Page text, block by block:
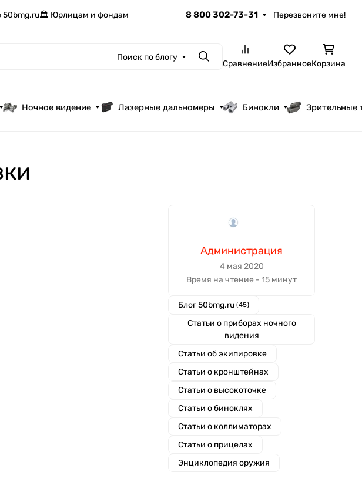
50bmg.ru🏛️ Юрлицам и фондам 8 800 302-73-31 Перезвоните мне!
Поиск по блогу ПоискСравнениеИзбранноеКорзина
Ночное видение Лазерные дальномеры Бинокли Зрительные
Администрация
4 мая 2020
Время на чтение - 15 минут
Блог 50bmg.ru (45)
Статьи о приборах ночного
видения
Статьи об экипировке
Статьи о кронштейнах
Статьи о высокоточке
Статьи о биноклях
Статьи о коллиматорах
Статьи о прицелах
Энциклопедия оружия